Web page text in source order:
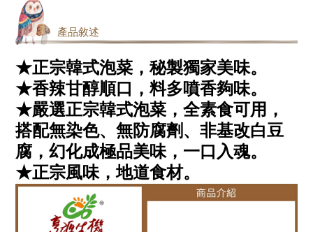
產品敘述
★正宗韓式泡菜，秘製獨家美味。
★香辣甘醇順口，料多噴香夠味。
★嚴選正宗韓式泡菜，全素食可用，
搭配無染色、無防腐劑、非基改白豆
腐，幻化成極品美味，一口入魂。
★正宗風味，地道食材。